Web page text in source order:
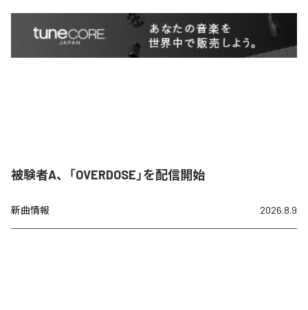
被験者A、「OVERDOSE」を配信開始
新曲情報 2026.8.9